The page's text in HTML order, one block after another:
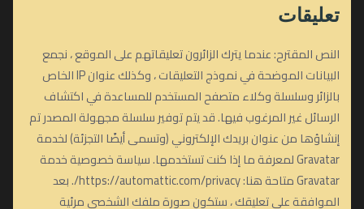
تعليقات
النص المقترح: عندما يترك الزائرون تعليقاتهم على الموقع ، نجمع
البيانات الموضحة في نموذج التعليقات ، وكذلك عنوان IP الخاص
بالزائر وسلسلة وكلاء متصفح المستخدم للمساعدة في اكتشاف
الرسائل غير المرغوب فيها. قد يتم توفير سلسلة مجهولة المصدر تم
إنشاؤها من عنوان بريدك الإلكتروني (وتسمى أيضًا التجزئة) لخدمة
Gravatar لمعرفة ما إذا كنت تستخدمها. سياسة خصوصية خدمة
Gravatar متاحة هنا: https://automattic.com/privacy/. بعد
الموافقة على تعليقك ، ستكون صورة ملفك الشخصي مرئية